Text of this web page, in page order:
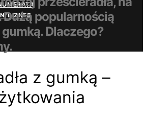
BIZNES
popularnością
Dlaczego?
z gumką –